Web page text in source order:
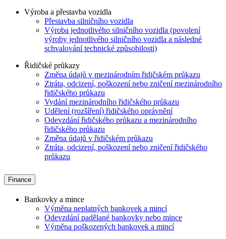
Výroba a přestavba vozidla
Přestavba silničního vozidla
Výroba jednotlivého silničního vozidla (povolení
výroby jednotlivého silničního vozidla a následné
schvalování technické způsobilosti)
Řidičské průkazy
Změna údajů v mezinárodním řidičském průkazu
Ztráta, odcizení, poškození nebo zničení mezinárodního
řidičského průkazu
Vydání mezinárodního řidičského průkazu
Udělení (rozšíření) řidičského oprávnění
Odevzdání řidičského průkazu a mezinárodního
řidičského průkazu
Změna údajů v řidičském průkazu
Ztráta, odcizení, poškození nebo zničení řidičského
průkazu
Finance
Bankovky a mince
Výměna neplatných bankovek a mincí
Odevzdání padělané bankovky nebo mince
Výměna poškozených bankovek a mincí